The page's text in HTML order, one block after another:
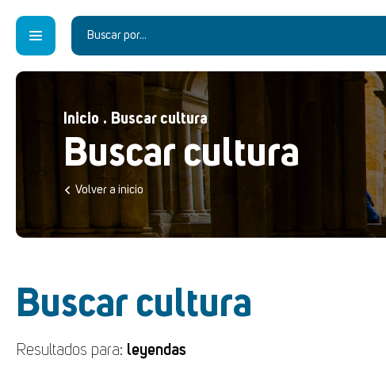
Inicio . Buscar cultura
Buscar cultura
Volver a inicio
Buscar cultura
Resultados para: leyendas